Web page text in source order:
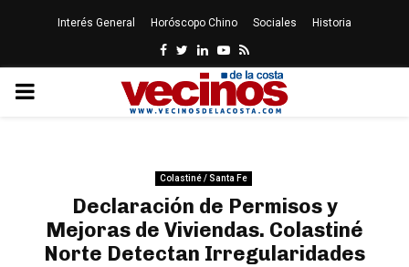
Interés General Horóscopo Chino Sociales Historia
Facebook
Twitter
LinkedinYoutube
Rss
PRIMARY
Colastiné / Santa Fe
Declaración de Permisos y
Mejoras de Viviendas. Colastiné
Norte Detectan Irregularidades